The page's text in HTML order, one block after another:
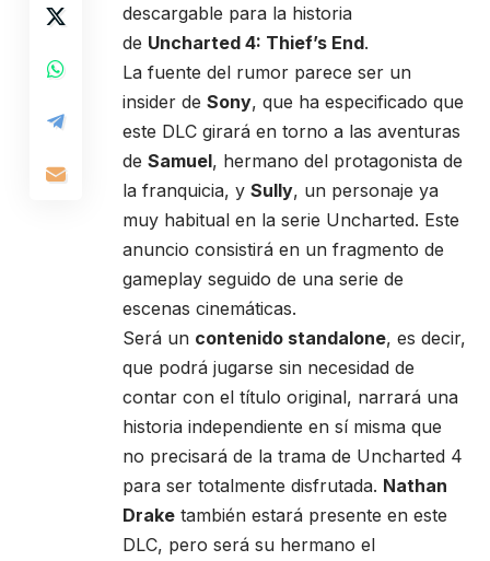
descargable para la historia
de Uncharted 4: Thief’s End.
La fuente del rumor parece ser un
insider de Sony, que ha especificado que
este DLC girará en torno a las aventuras
de Samuel, hermano del protagonista de
la franquicia, y Sully, un personaje ya
muy habitual en la serie Uncharted. Este
anuncio consistirá en un fragmento de
gameplay seguido de una serie de
escenas cinemáticas.
Será un contenido standalone, es decir,
que podrá jugarse sin necesidad de
contar con el título original, narrará una
historia independiente en sí misma que
no precisará de la trama de Uncharted 4
para ser totalmente disfrutada. Nathan
Drake también estará presente en este
DLC, pero será su hermano el